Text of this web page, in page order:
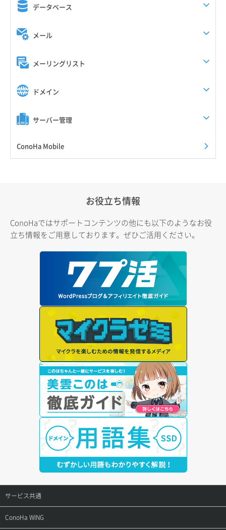
データベース
メール
メーリングリスト
ドメイン
サーバー管理
ConoHa Mobile
お役立ち情報
ConoHaではサポートコンテンツの他にも以下のようなお役
立ち情報をご用意しております。ぜひご活用ください。
サービス共通
サポートトップ
ConoHa WING